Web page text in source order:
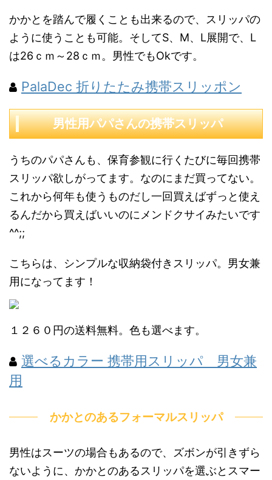
かかとを踏んで履くことも出来るので、スリッパの
ように使うことも可能。そしてS、M、L展開で、L
は26ｃｍ～28ｃｍ。男性でもOkです。
PalaDec 折りたたみ携帯スリッポン
男性用パパさんの携帯スリッパ
うちのパパさんも、保育参観に行くたびに毎回携帯
スリッパ欲しがってます。なのにまだ買ってない。
これから何年も使うものだし一回買えばずっと使え
るんだから買えばいいのにメンドクサイみたいです
^^;;
こちらは、シンプルな収納袋付きスリッパ。男女兼
用になってます！
１２６０円の送料無料。色も選べます。
選べるカラー 携帯用スリッパ 男女兼
用
かかとのあるフォーマルスリッパ
男性はスーツの場合もあるので、ズボンが引きずら
ないように、かかとのあるスリッパを選ぶとスマー